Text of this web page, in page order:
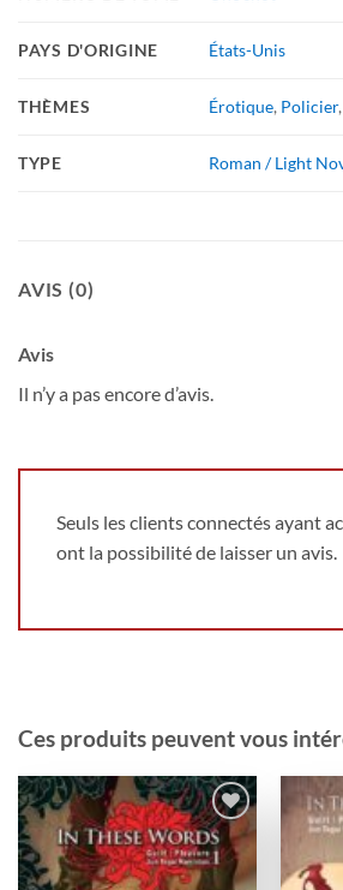
PAYS D'ORIGINE États-Unis
THÈMES Érotique, Policier,
TYPE Roman / Light
AVIS (0)
Avis
Il n’y a pas encore d’avis.
Seuls les clients connectés ayant
ont la possibilité de laisser un avis.
Ces produits peuvent vous
Ajouter
à la
wishlist